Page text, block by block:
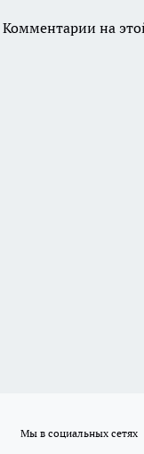
Комментарии на
Мы в социальных сетях